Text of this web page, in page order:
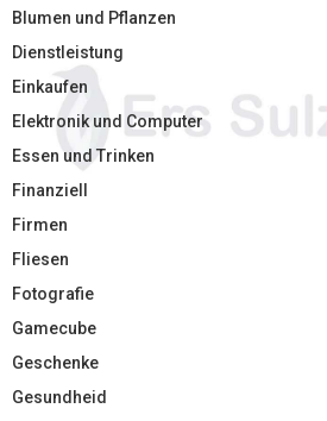
Blumen und Pflanzen
Dienstleistung
Einkaufen
Elektronik und Computer
Essen und Trinken
Finanziell
Firmen
Fliesen
Fotografie
Gamecube
Geschenke
Gesundheid